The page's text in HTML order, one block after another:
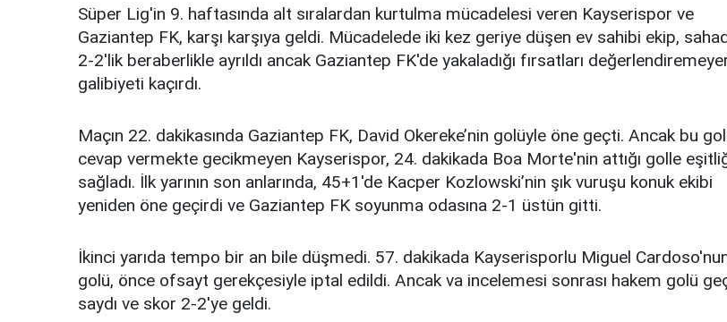
Süper Lig'in 9. haftasında alt sıralardan kurtulma mücadelesi veren Kayserispor ve
Gaziantep FK, karşı karşıya geldi. Mücadelede iki kez geriye düşen ev sahibi ekip,
2-2'lik beraberlikle ayrıldı ancak Gaziantep FK'de yakaladığı fırsatları
galibiyeti kaçırdı.
Maçın 22. dakikasında Gaziantep FK, David Okereke’nin golüyle öne geçti. Ancak bu
cevap vermekte gecikmeyen Kayserispor, 24. dakikada Boa Morte'nin attığı golle
sağladı. İlk yarının son anlarında, 45+1'de Kacper Kozlowski’nin şık vuruşu konuk ekibi
yeniden öne geçirdi ve Gaziantep FK soyunma odasına 2-1 üstün gitti.
İkinci yarıda tempo bir an bile düşmedi. 57. dakikada Kayserisporlu Miguel
golü, önce ofsayt gerekçesiyle iptal edildi. Ancak va incelemesi sonrası hakem golü
saydı ve skor 2-2'ye geldi.